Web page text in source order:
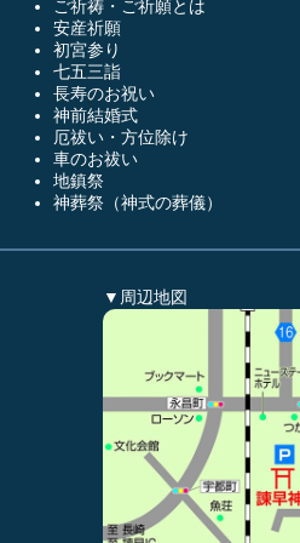
ご祈祷・ご祈願とは
安産祈願
初宮参り
七五三詣
長寿のお祝い
神前結婚式
厄祓い・方位除け
車のお祓い
地鎮祭
神葬祭（神式の葬儀）
▼周辺地図